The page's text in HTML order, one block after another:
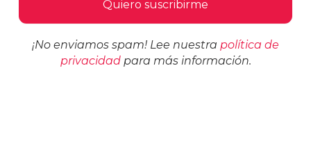
¡No enviamos spam! Lee nuestra política de
privacidadpara más información.